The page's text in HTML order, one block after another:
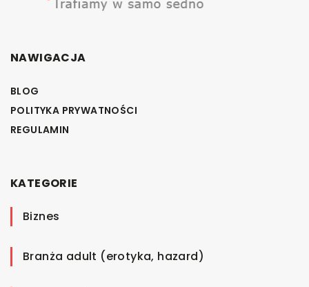
NAWIGACJA
BLOG
POLITYKA PRYWATNOŚCI
REGULAMIN
KATEGORIE
Biznes
Branża adult (erotyka, hazard)